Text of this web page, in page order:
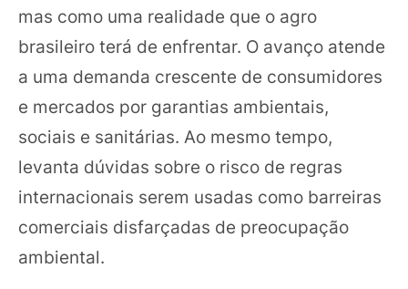
mas como uma realidade que o agro
brasileiro terá de enfrentar. O avanço atende
a uma demanda crescente de consumidores
e mercados por garantias ambientais,
sociais e sanitárias. Ao mesmo tempo,
levanta dúvidas sobre o risco de regras
internacionais serem usadas como barreiras
comerciais disfarçadas de preocupação
ambiental.